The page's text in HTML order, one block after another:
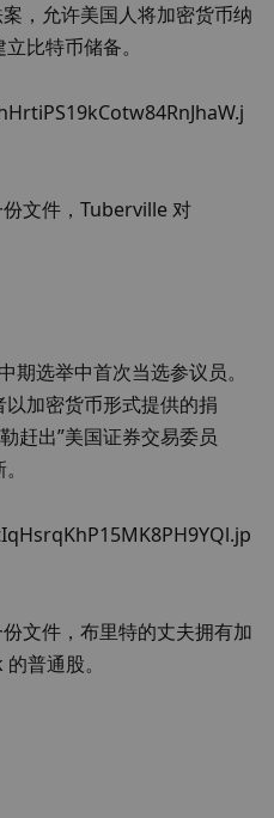
，允许美国人将加密货币纳
比特币储备。
文件，Tuberville 对
期选举中首次当选参议员。
加密货币形式提供的捐
赶出”美国证券交易委员
文件，布里特的丈夫拥有加
普通股。